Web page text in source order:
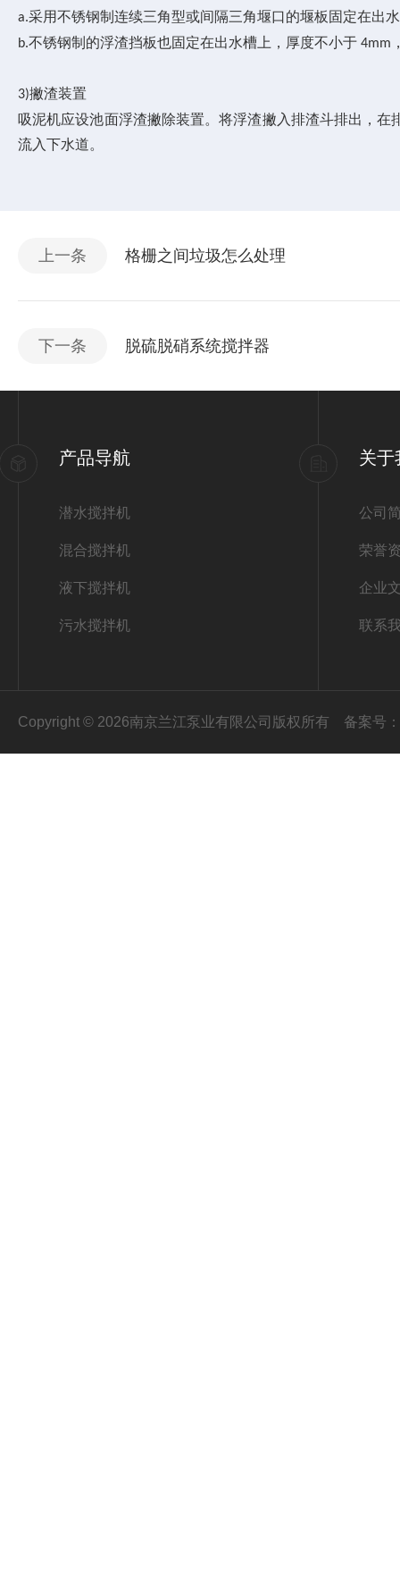
a.采用不锈钢制连续三角型或间隔三角堰口的堰板固定在出
b.不锈钢制的浮渣挡板也固定在出水槽上，厚度不小于 4mm
3)撇渣装置
吸泥机应设池面浮渣撇除装置。将浮渣撇入排渣斗排出，
流入下水道。
上一条 格栅之间垃圾怎么处理
下一条 脱硫脱硝系统搅拌器
产品导航
潜水搅拌机
混合搅拌机
液下搅拌机
污水搅拌机
关于
公司
荣誉
企业
联系
Copyright © 2026南京兰江泵业有限公司版权所有 备案号